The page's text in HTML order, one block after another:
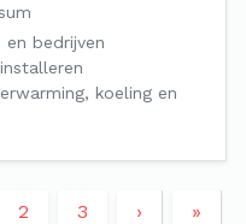
en bedrijven
koeling en
2 3 › »